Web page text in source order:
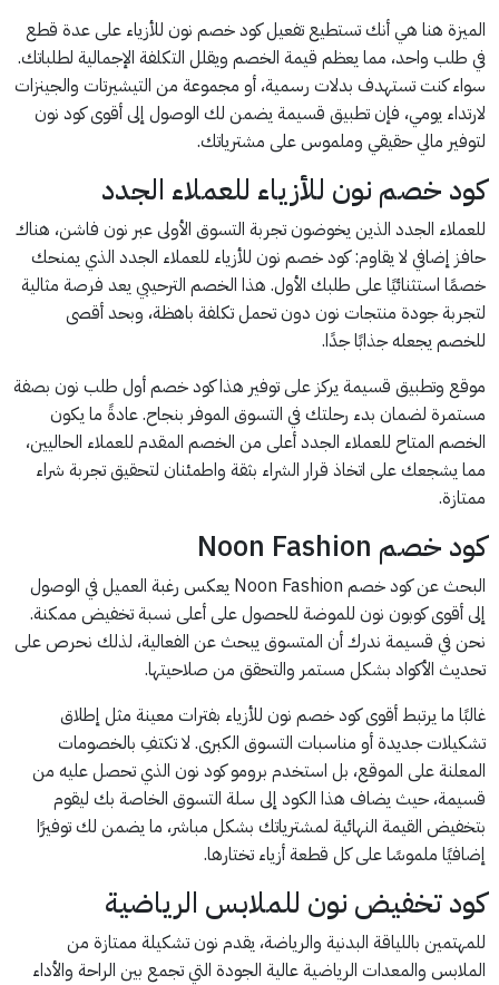
الميزة هنا هي أنك تستطيع تفعيل كود خصم نون للأزياء على عدة قطع
في طلب واحد، مما يعظم قيمة الخصم ويقلل التكلفة الإجمالية لطلباتك.
سواء كنت تستهدف بدلات رسمية، أو مجموعة من التيشيرتات والجينزات
لارتداء يومي، فإن تطبيق قسيمة يضمن لك الوصول إلى أقوى كود نون
لتوفير مالي حقيقي وملموس على مشترياتك.
كود خصم نون للأزياء للعملاء الجدد
للعملاء الجدد الذين يخوضون تجربة التسوق الأولى عبر نون فاشن، هناك
حافز إضافي لا يقاوم: كود خصم نون للأزياء للعملاء الجدد الذي يمنحك
خصمًا استثنائيًا على طلبك الأول. هذا الخصم الترحيبي يعد فرصة مثالية
لتجربة جودة منتجات نون دون تحمل تكلفة باهظة، وبحد أقصى
للخصم يجعله جذابًا جدًا.
موقع وتطبيق قسيمة يركز على توفير هذا كود خصم أول طلب نون بصفة
مستمرة لضمان بدء رحلتك في التسوق الموفر بنجاح. عادةً ما يكون
الخصم المتاح للعملاء الجدد أعلى من الخصم المقدم للعملاء الحاليين،
مما يشجعك على اتخاذ قرار الشراء بثقة واطمئنان لتحقيق تجربة شراء
ممتازة.
كود خصم Noon Fashion
البحث عن كود خصم Noon Fashion يعكس رغبة العميل في الوصول
إلى أقوى كوبون نون للموضة للحصول على أعلى نسبة تخفيض ممكنة.
نحن في قسيمة ندرك أن المتسوق يبحث عن الفعالية، لذلك نحرص على
تحديث الأكواد بشكل مستمر والتحقق من صلاحيتها.
غالبًا ما يرتبط أقوى كود خصم نون للأزياء بفترات معينة مثل إطلاق
تشكيلات جديدة أو مناسبات التسوق الكبرى. لا تكتفِ بالخصومات
المعلنة على الموقع، بل استخدم برومو كود نون الذي تحصل عليه من
قسيمة، حيث يضاف هذا الكود إلى سلة التسوق الخاصة بك ليقوم
بتخفيض القيمة النهائية لمشترياتك بشكل مباشر، ما يضمن لك توفيرًا
إضافيًا ملموسًا على كل قطعة أزياء تختارها.
كود تخفيض نون للملابس الرياضية
للمهتمين باللياقة البدنية والرياضة، يقدم نون تشكيلة ممتازة من
الملابس والمعدات الرياضية عالية الجودة التي تجمع بين الراحة والأداء